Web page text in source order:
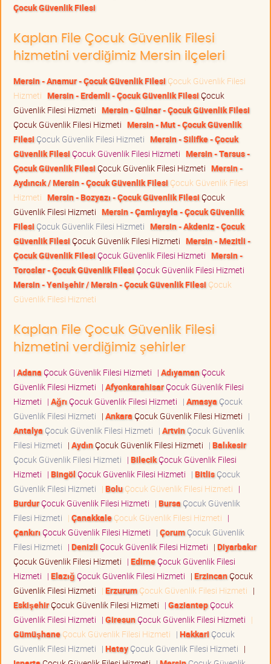
Çocuk Güvenlik Filesi
Kaplan File Çocuk Güvenlik Filesi
hizmetini verdiğimiz Mersin ilçeleri
Mersin - Anamur - Çocuk Güvenlik Filesi Çocuk Güvenlik Filesi
Hizmeti Mersin - Erdemli - Çocuk Güvenlik FilesiÇocuk
Güvenlik Filesi Hizmeti Mersin - Gülnar - Çocuk Güvenlik Filesi
Çocuk Güvenlik Filesi Hizmeti Mersin - Mut - Çocuk Güvenlik
Filesi Çocuk Güvenlik Filesi Hizmeti Mersin - Silifke - Çocuk
Güvenlik FilesiÇocuk Güvenlik Filesi Hizmeti Mersin - Tarsus -
Çocuk Güvenlik FilesiÇocuk Güvenlik Filesi Hizmeti Mersin -
Aydıncık / Mersin - Çocuk Güvenlik Filesi Çocuk Güvenlik Filesi
Hizmeti Mersin - Bozyazı - Çocuk Güvenlik FilesiÇocuk
Güvenlik Filesi Hizmeti Mersin - Çamlıyayla - Çocuk Güvenlik
Filesi Çocuk Güvenlik Filesi Hizmeti Mersin - Akdeniz - Çocuk
Güvenlik FilesiÇocuk Güvenlik Filesi Hizmeti Mersin - Mezitli -
Çocuk Güvenlik FilesiÇocuk Güvenlik Filesi Hizmeti Mersin -
Toroslar - Çocuk Güvenlik FilesiÇocuk Güvenlik Filesi Hizmeti
Mersin - Yenişehir / Mersin - Çocuk Güvenlik Filesi Çocuk
Güvenlik Filesi Hizmeti
Kaplan File Çocuk Güvenlik Filesi
hizmetini verdiğimiz şehirler
| AdanaÇocuk Güvenlik Filesi Hizmeti | AdıyamanÇocuk
Güvenlik Filesi Hizmeti | AfyonkarahisarÇocuk Güvenlik Filesi
Hizmeti | AğrıÇocuk Güvenlik Filesi Hizmeti | Amasya Çocuk
Güvenlik Filesi Hizmeti | AnkaraÇocuk Güvenlik Filesi Hizmeti |
Antalya Çocuk Güvenlik Filesi Hizmeti | ArtvinÇocuk Güvenlik
Filesi Hizmeti | AydınÇocuk Güvenlik Filesi Hizmeti | Balıkesir
Çocuk Güvenlik Filesi Hizmeti | BilecikÇocuk Güvenlik Filesi
Hizmeti | BingölÇocuk Güvenlik Filesi Hizmeti | BitlisÇocuk
Güvenlik Filesi Hizmeti | BoluÇocuk Güvenlik Filesi Hizmeti |
BurdurÇocuk Güvenlik Filesi Hizmeti | Bursa Çocuk Güvenlik
Filesi Hizmeti | ÇanakkaleÇocuk Güvenlik Filesi Hizmeti |
ÇankırıÇocuk Güvenlik Filesi Hizmeti | ÇorumÇocuk Güvenlik
Filesi Hizmeti | DenizliÇocuk Güvenlik Filesi Hizmeti | Diyarbakır
Çocuk Güvenlik Filesi Hizmeti | EdirneÇocuk Güvenlik Filesi
Hizmeti | ElazığÇocuk Güvenlik Filesi Hizmeti | ErzincanÇocuk
Güvenlik Filesi Hizmeti | ErzurumÇocuk Güvenlik Filesi Hizmeti |
EskişehirÇocuk Güvenlik Filesi Hizmeti | GaziantepÇocuk
Güvenlik Filesi Hizmeti | GiresunÇocuk Güvenlik Filesi Hizmeti |
GümüşhaneÇocuk Güvenlik Filesi Hizmeti | Hakkari Çocuk
Güvenlik Filesi Hizmeti | HatayÇocuk Güvenlik Filesi Hizmeti |